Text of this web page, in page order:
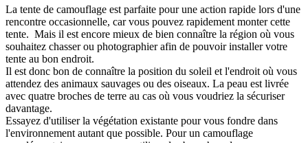
La tente de camouflage est parfaite pour une action rapide lors d'une
rencontre occasionnelle, car vous pouvez rapidement monter cette
tente. Mais il est encore mieux de bien connaître la région où vous
souhaitez chasser ou photographier afin de pouvoir installer votre
tente au bon endroit.
Il est donc bon de connaître la position du soleil et l'endroit où vous
attendez des animaux sauvages ou des oiseaux. La peau est livrée
avec quatre broches de terre au cas où vous voudriez la sécuriser
davantage.
Essayez d'utiliser la végétation existante pour vous fondre dans
l'environnement autant que possible. Pour un camouflage